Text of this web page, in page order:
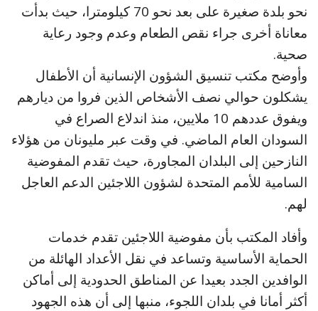
نحو بلدة صغيرة على بعد نحو 70 كيلومترا، حيث بدأت
معاناة أخرى جراء نقص الطعام وعدم وجود رعاية
صحية.
وأوضح مكتب تنسيق الشؤون الإنسانية أن الأطفال
يشكلون حوالي نصف الأشخاص الذين فروا من ديارهم
ويفوق عددهم 10 ملايين، منذ اندلاع الصراع في
السودان العام الماضي. في وقت عبر مليونان من هؤلاء
النازحين إلى البلدان المجاورة، حيث تقدم المفوضية
السامية للأمم المتحدة لشؤون اللاجئين الدعم العاجل
لهم.
وأفاد المكتب بأن مفوضية اللاجئين تقدم خدمات
الحماية الأساسية وتساعد في نقل الأعداد الهائلة من
الوافدين الجدد بعيدا عن المناطق الحدودية إلى أماكن
أكثر أمانا في بلدان اللجوء، منبها إلى أن هذه الجهود